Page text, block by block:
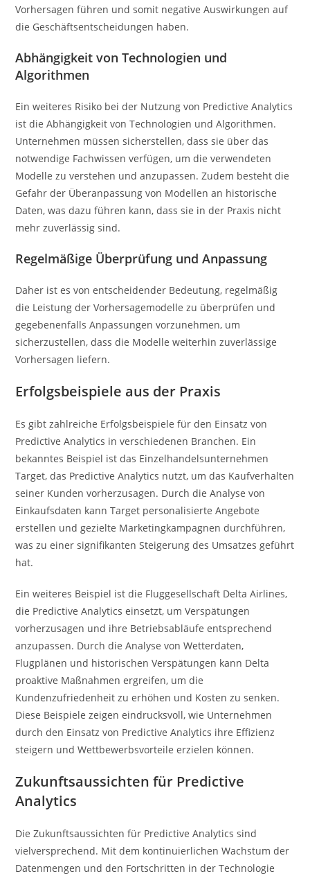
Vorhersagen führen und somit negative Auswirkungen auf
die Geschäftsentscheidungen haben.
Abhängigkeit von Technologien und
Algorithmen
Ein weiteres Risiko bei der Nutzung von Predictive Analytics
ist die Abhängigkeit von Technologien und Algorithmen.
Unternehmen müssen sicherstellen, dass sie über das
notwendige Fachwissen verfügen, um die verwendeten
Modelle zu verstehen und anzupassen. Zudem besteht die
Gefahr der Überanpassung von Modellen an historische
Daten, was dazu führen kann, dass sie in der Praxis nicht
mehr zuverlässig sind.
Regelmäßige Überprüfung und Anpassung
Daher ist es von entscheidender Bedeutung, regelmäßig
die Leistung der Vorhersagemodelle zu überprüfen und
gegebenenfalls Anpassungen vorzunehmen, um
sicherzustellen, dass die Modelle weiterhin zuverlässige
Vorhersagen liefern.
Erfolgsbeispiele aus der Praxis
Es gibt zahlreiche Erfolgsbeispiele für den Einsatz von
Predictive Analytics in verschiedenen Branchen. Ein
bekanntes Beispiel ist das Einzelhandelsunternehmen
Target, das Predictive Analytics nutzt, um das Kaufverhalten
seiner Kunden vorherzusagen. Durch die Analyse von
Einkaufsdaten kann Target personalisierte Angebote
erstellen und gezielte Marketingkampagnen durchführen,
was zu einer signifikanten Steigerung des Umsatzes geführt
hat.
Ein weiteres Beispiel ist die Fluggesellschaft Delta Airlines,
die Predictive Analytics einsetzt, um Verspätungen
vorherzusagen und ihre Betriebsabläufe entsprechend
anzupassen. Durch die Analyse von Wetterdaten,
Flugplänen und historischen Verspätungen kann Delta
proaktive Maßnahmen ergreifen, um die
Kundenzufriedenheit zu erhöhen und Kosten zu senken.
Diese Beispiele zeigen eindrucksvoll, wie Unternehmen
durch den Einsatz von Predictive Analytics ihre Effizienz
steigern und Wettbewerbsvorteile erzielen können.
Zukunftsaussichten für Predictive
Analytics
Die Zukunftsaussichten für Predictive Analytics sind
vielversprechend. Mit dem kontinuierlichen Wachstum der
Datenmengen und den Fortschritten in der Technologie